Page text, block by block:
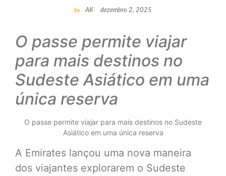
by AK- dezembro 2, 2025
O passe permite viajar
para mais destinos no
Sudeste Asiático em uma
única reserva
O passe permite viajar para mais destinos no Sudeste
Asiático em uma única reserva
A Emirates lançou uma nova maneira
dos viajantes explorarem o Sudeste